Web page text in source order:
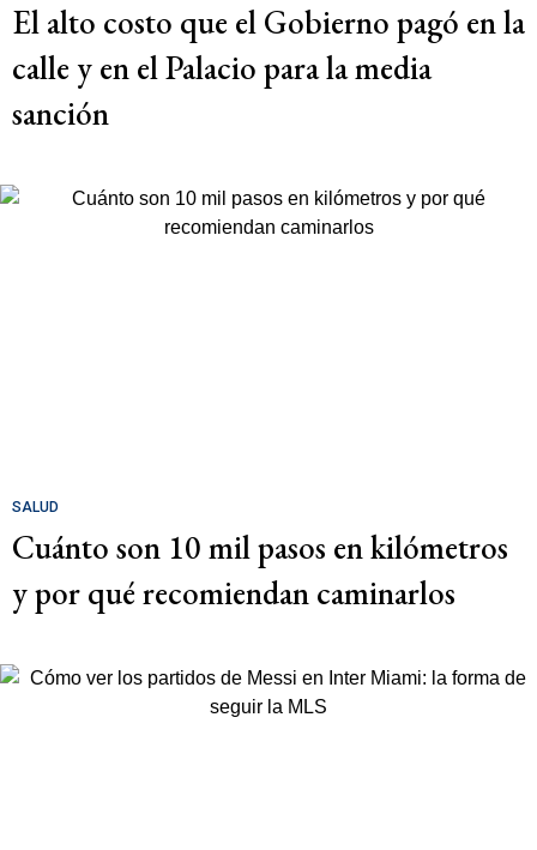
El alto costo que el Gobierno pagó en la
calle y en el Palacio para la media
sanción
SALUD
Cuánto son 10 mil pasos en kilómetros
y por qué recomiendan caminarlos